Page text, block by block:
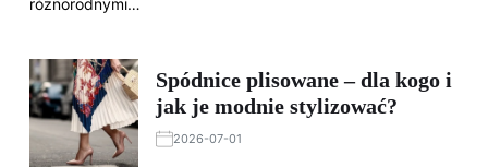
Spódnice plisowane – dla kogo i
jak je modnie stylizować?
2026-07-01